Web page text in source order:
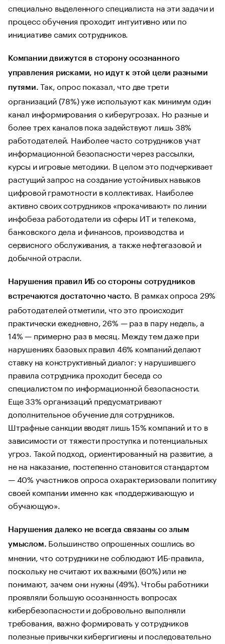
специально выделенного специалиста на эти задачи и
процесс обучения проходит интуитивно или по
инициативе самих сотрудников.
Компании движутся в сторону осознанного
управления рисками, но идут к этой цели разными
путями. Так, опрос показал, что две трети
организаций (78%) уже используют как минимум один
канал информирования о киберугрозах. Но разные и
более трех каналов пока задействуют лишь 38%
работодателей. Наиболее часто сотрудников учат
информационной безопасности через рассылки,
курсы и игровые методики. В целом это подчеркивает
растущий запрос на создание устойчивых навыков
цифровой грамотности в коллективах. Наиболее
активно своих сотрудников «прокачивают» по линии
инфобеза работодатели из сферы ИТ и телекома,
банковского дела и финансов, производства и
сервисного обслуживания, а также нефтегазовой и
добычной отрасли.
Нарушения правил ИБ со стороны сотрудников
встречаются достаточно часто. В рамках опроса 29%
работодателей отметили, что это происходит
практически ежедневно, 26% — раз в пару недель, а
14% — примерно раз в месяц. Между тем даже при
нарушениях базовых правил 46% компаний делают
ставку на конструктивный диалог: у нарушившего
правила сотрудника проходит беседа со
специалистом по информационной безопасности.
Еще 33% организаций предусматривают
дополнительное обучение для сотрудников.
Штрафные санкции вводят лишь 15% компаний и то в
зависимости от тяжести проступка и потенциальных
угроз. Такой подход, ориентированный на развитие, а
не на наказание, постепенно становится стандартом
— 40% участников опроса охарактеризовали политику
своей компании именно как «поддерживающую и
обучающую».
Нарушения далеко не всегда связаны со злым
умыслом. Большинство опрошенных сошлись во
мнении, что сотрудники не соблюдают ИБ-правила,
поскольку не считают их важными (60%) или не
понимают, зачем они нужны (49%). Чтобы работники
проявляли большую осознанность вопросах
кибербезопасности и добровольно выполняли
требования, важно формировать у сотрудников
полезные привычки кибергигиены и последовательно